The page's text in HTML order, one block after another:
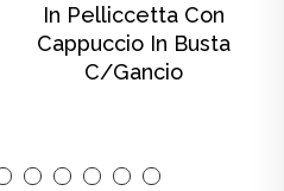
In Pelliccetta Con
Cappuccio In Busta
C/gancio